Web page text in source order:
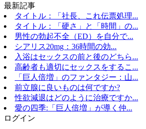
最新記事
タイトル：「社長、これ伝票処理...
タイトル：「硬さ」と「時間」の...
男性の勃起不全（ED）を自分で...
シアリス20mg：36時間の効...
入浴はセックスの前と後のどちら...
高齢者も適切にセックスをするこ...
「巨人倍増」のファンタジー：山...
前立腺に良いものは何ですか?
性欲減退はどのように治療ですか...
愛の四季:「巨人倍増」が導く仲...
ログイン